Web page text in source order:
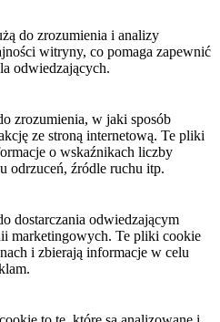
do zrozumienia i analizy
witryny, co pomaga zapewnić
odwiedzających.
zrozumienia, w jaki sposób
ze stroną internetową. Te pliki
o wskaźnikach liczby
odrzuceń, źródle ruchu itp.
dostarczania odwiedzającym
marketingowych. Te pliki cookie
i zbierają informacje w celu